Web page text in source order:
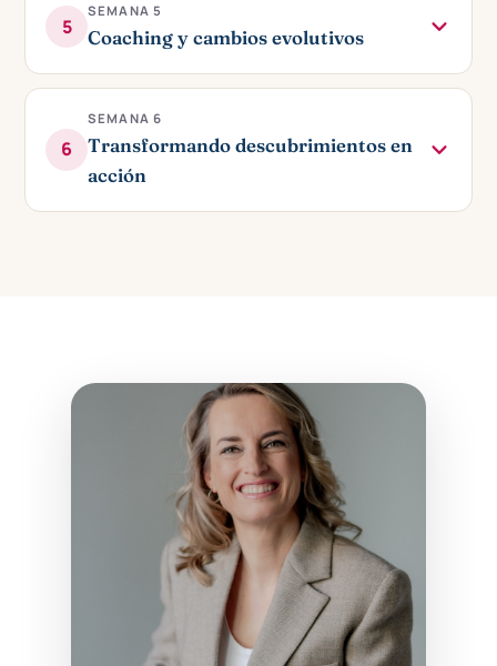
5
SEMANA 5
Coaching y cambios evolutivos
6
SEMANA 6
Transformando descubrimientos en
acción